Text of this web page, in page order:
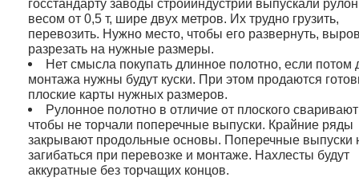
госстандарту заводы стройиндустрии выпускали
весом от 0,5 т, шире двух метров. Их трудно грузить,
перевозить. Нужно место, чтобы его развернуть,
разрезать на нужные размеры.
Нет смысла покупать длинное полотно, если потом
монтажа нужны будут куски. При этом продаются
плоские карты нужных размеров.
Рулонное полотно в отличие от плоского сваривают
чтобы не торчали поперечные выпуски. Крайние ряды
закрывают продольные основы. Поперечные выпуски
загибаться при перевозке и монтаже. Нахлесты будут
аккуратные без торчащих концов.